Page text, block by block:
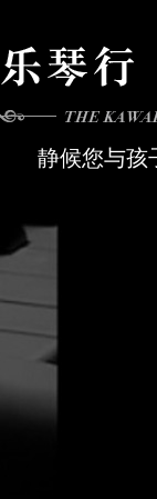
静候您与孩